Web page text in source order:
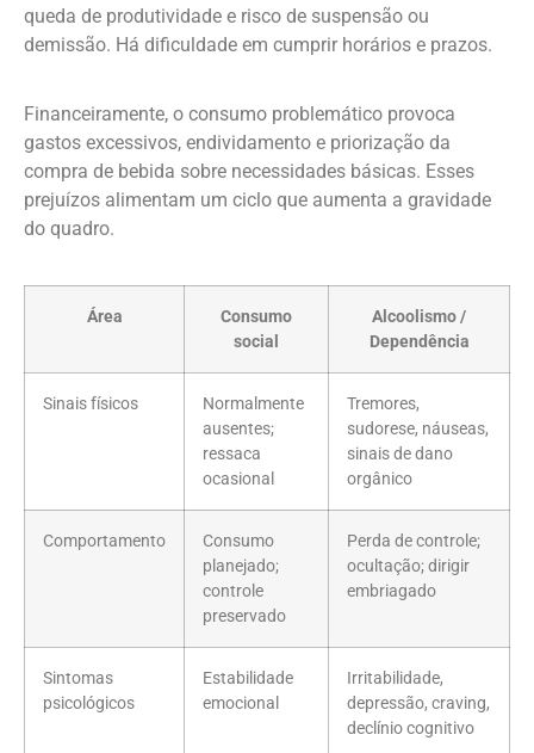
queda de produtividade e risco de suspensão ou
demissão. Há dificuldade em cumprir horários e prazos.
Financeiramente, o consumo problemático provoca
gastos excessivos, endividamento e priorização da
compra de bebida sobre necessidades básicas. Esses
prejuízos alimentam um ciclo que aumenta a gravidade
do quadro.
Área
Consumo
social
Alcoolismo /
Dependência
Sinais físicos
Normalmente
ausentes;
ressaca
ocasional
Tremores,
sudorese, náuseas,
sinais de dano
orgânico
Comportamento
Consumo
planejado;
controle
preservado
Perda de controle;
ocultação; dirigir
embriagado
Sintomas
psicológicos
Estabilidade
emocional
Irritabilidade,
depressão, craving,
declínio cognitivo